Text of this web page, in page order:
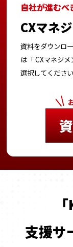
CXマネ
資料をダウンロ
は 「 CXマネジ
選択してください
支援サ